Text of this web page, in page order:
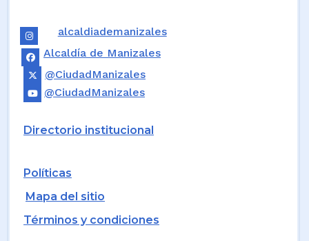
alcaldiademanizales
Alcaldía de Manizales
@CiudadManizales
@CiudadManizales
Directorio institucional
Políticas
Mapa del sitio
Términos y condiciones